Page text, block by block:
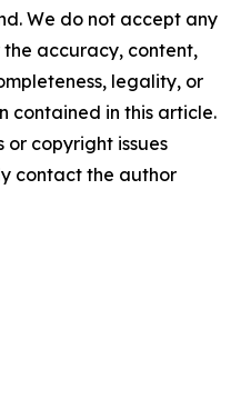
We do not accept any
accuracy, content,
legality, or
contained in this article.
copyright issues
contact the author